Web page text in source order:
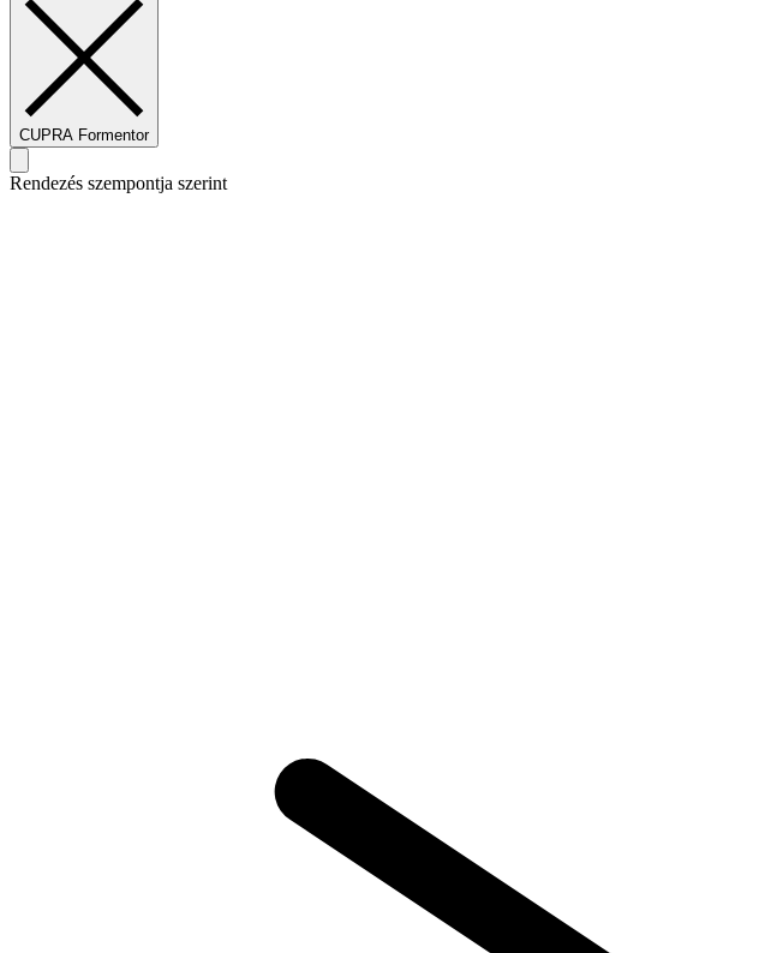
CUPRA Formentor
Rendezés szempontja szerint